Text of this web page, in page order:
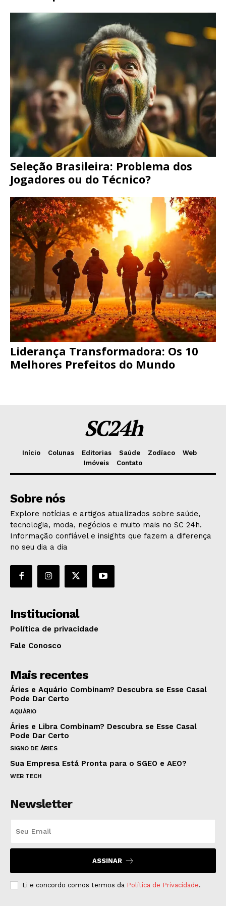
Seleção Brasileira: Problema dos
Jogadores ou do Técnico?
Liderança Transformadora: Os 10
Melhores Prefeitos do Mundo
SC24h
Início Colunas Editorias Saúde Zodíaco
Web
Imóveis
Contato
Sobre nós
Explore notícias e artigos atualizados sobre saúde,
tecnologia, moda, negócios e muito mais no SC 24h.
Informação confiável e insights que fazem a diferença
no seu dia a dia
Institucional
Política de privacidade
Fale Conosco
Mais recentes
Áries e Aquário Combinam? Descubra se Esse Casal
Pode Dar Certo
AQUÁRIO
Áries e Libra Combinam? Descubra se Esse Casal
Pode Dar Certo
SIGNO DE ÁRIES
Sua Empresa Está Pronta para o SGEO e AEO?
WEB TECH
Newsletter
ASSINAR
Li e concordo comos termos da Política de Privacidade.